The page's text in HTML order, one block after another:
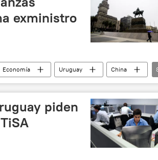
exministro
Economía Uruguay
China
Cuesta Duarte
TiSA
piden